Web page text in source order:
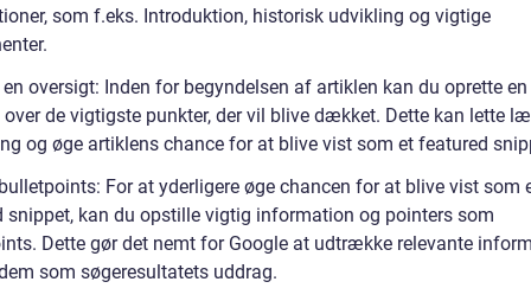
som f.eks. Introduktion, historisk udvikling og vigtige
en oversigt: Inden for begyndelsen af artiklen kan du oprette en
de vigtigste punkter, der vil blive dækket. Dette kan lette
og øge artiklens chance for at blive vist som et featured
For at yderligere øge chancen for at blive vist som
snippet, kan du opstille vigtig information og pointers som
Dette gør det nemt for Google at udtrække relevante
som søgeresultatets uddrag.